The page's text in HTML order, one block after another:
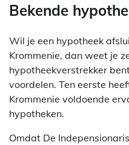
Bekende
Wil je een hypotheek
Krommenie, dan weet je
hypotheekverstrekker
voordelen. Ten eerste
Krommenie voldoende
hypotheken.
Omdat De